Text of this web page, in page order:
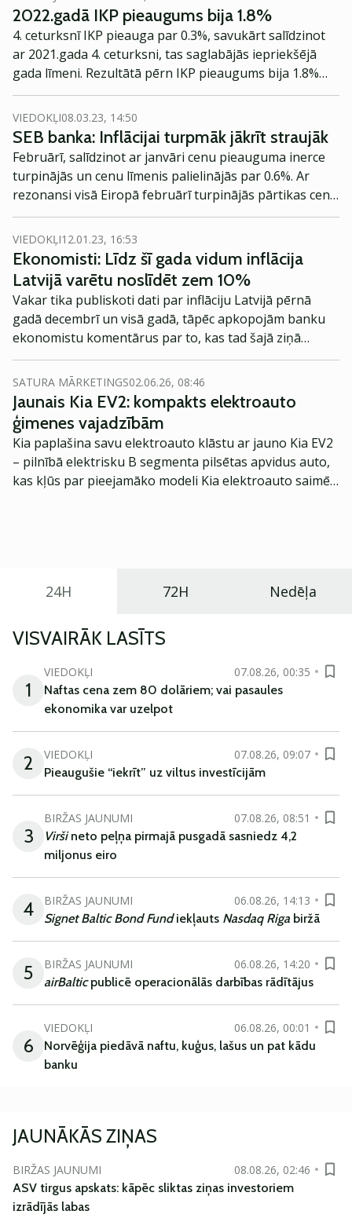
2022.gadā IKP pieaugums bija 1.8%
4. ceturksnī IKP pieauga par 0.3%, savukārt salīdzinot
ar 2021.gada 4. ceturksni, tas saglabājās iepriekšējā
gada līmeni. Rezultātā pērn IKP pieaugums bija 1.8%
apmērā, ziņo Centrālā statistikas pārvalde.
VIEDOKĻI08.03.23, 14:50
SEB banka: Inflācijai turpmāk jākrīt straujāk
Februārī, salīdzinot ar janvāri cenu pieauguma inerce
turpinājās un cenu līmenis palielinājās par 0.6%. Ar
rezonansi visā Eiropā februārī turpinājās pārtikas cenu
pieaugums. Aktuālos datus komentē Dainis Gašpuitis,
Ekonomists, SEB banka.
VIEDOKĻI12.01.23, 16:53
Ekonomisti: Līdz šī gada vidum inflācija
Latvijā varētu noslīdēt zem 10%
Vakar tika publiskoti dati par inflāciju Latvijā pērnā
gadā decembrī un visā gadā, tāpēc apkopojām banku
ekonomistu komentārus par to, kas tad šajā ziņā
gaidāms tālāk un vai šogad inflācija mazināsies.
SATURA MĀRKETINGS02.06.26, 08:46
Jaunais Kia EV2: kompakts elektroauto
ģimenes vajadzībām
Kia paplašina savu elektroauto klāstu ar jauno Kia EV2
– pilnībā elektrisku B segmenta pilsētas apvidus auto,
kas kļūs par pieejamāko modeli Kia elektroauto saimē
24H 72H Nedēļa
VISVAIRĀK LASĪTS
1
VIEDOKĻI
07.08.26, 00:35
Naftas cena zem 80 dolāriem; vai pasaules
ekonomika var uzelpot
2 VIEDOKĻI
07.08.26, 09:07
Pieaugušie “iekrīt” uz viltus investīcijām
3
BIRŽAS JAUNUMI
07.08.26, 08:51
Viršineto peļņa pirmajā pusgadā sasniedz 4,2
miljonus eiro
4 BIRŽAS JAUNUMI
06.08.26, 14:13
Signet Baltic Bond Fundiekļauts Nasdaq Riga biržā
5 BIRŽAS JAUNUMI
06.08.26, 14:20
airBalticpublicē operacionālās darbības rādītājus
6
VIEDOKĻI
06.08.26, 00:01
Norvēģija piedāvā naftu, kuģus, lašus un pat kādu
banku
JAUNĀKĀS ZIŅAS
BIRŽAS JAUNUMI
08.08.26, 02:46
ASV tirgus apskats: kāpēc sliktas ziņas investoriem
izrādījās labas